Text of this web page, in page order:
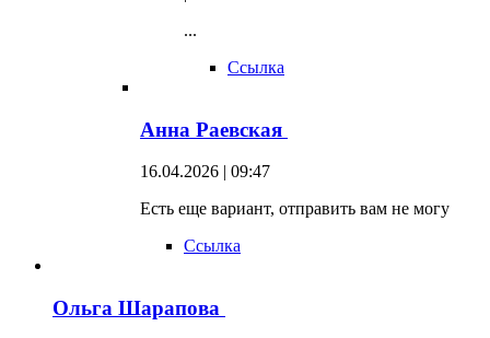
...
Ссылка
Анна Раевская
16.04.2026 | 09:47
Есть еще вариант, отправить вам не могу
Ссылка
Ольга Шарапова